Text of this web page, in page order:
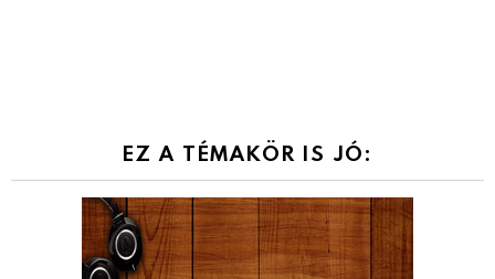
EZ A TÉMAKÖR IS JÓ: